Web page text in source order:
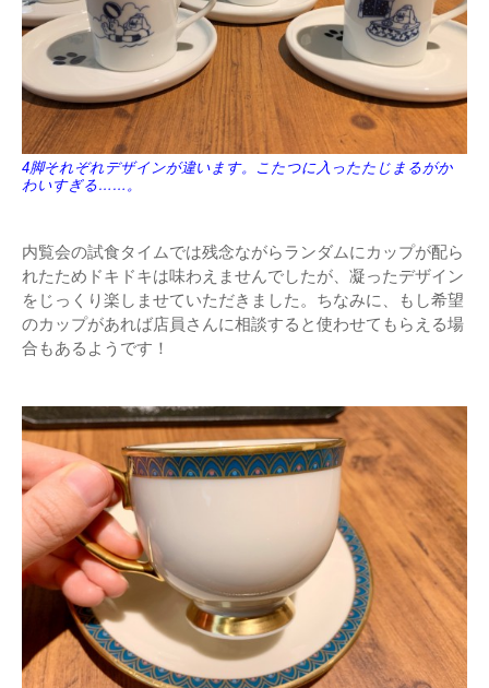
4脚それぞれデザインが違います。こたつに入ったたじまるがか
わいすぎる……。
内覧会の試食タイムでは残念ながらランダムにカップが配ら
れたためドキドキは味わえませんでしたが、凝ったデザイン
をじっくり楽しませていただきました。ちなみに、もし希望
のカップがあれば店員さんに相談すると使わせてもらえる場
合もあるようです！